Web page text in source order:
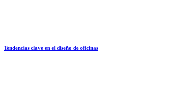
Tendencias clave en el diseño de oficinas